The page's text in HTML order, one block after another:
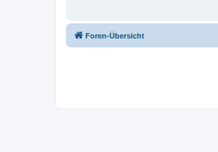
Foren-Übersicht